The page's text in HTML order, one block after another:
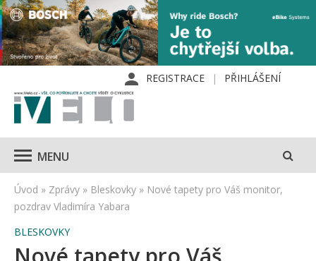
REGISTRACE PŘIHLÁŠENÍ
MENU
Úvod » Zprávy » Bleskovky » Nové tapety pro Váš monitor,
pozdrav Vladimíra Yabara
BLESKOVKY